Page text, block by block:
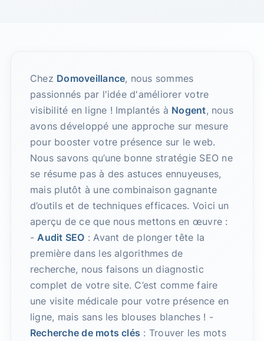
Chez Domoveillance, nous sommes
passionnés par l'idée d'améliorer votre
visibilité en ligne ! Implantés à Nogent, nous
avons développé une approche sur mesure
pour booster votre présence sur le web.
Nous savons qu’une bonne stratégie SEO ne
se résume pas à des astuces ennuyeuses,
mais plutôt à une combinaison gagnante
d’outils et de techniques efficaces. Voici un
aperçu de ce que nous mettons en œuvre :
-Audit SEO : Avant de plonger tête la
première dans les algorithmes de
recherche, nous faisons un diagnostic
complet de votre site. C’est comme faire
une visite médicale pour votre présence en
ligne, mais sans les blouses blanches ! -
Recherche de mots clés : Trouver les mots